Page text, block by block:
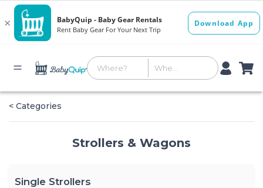
< Categories
Strollers & Wagons
Single Strollers